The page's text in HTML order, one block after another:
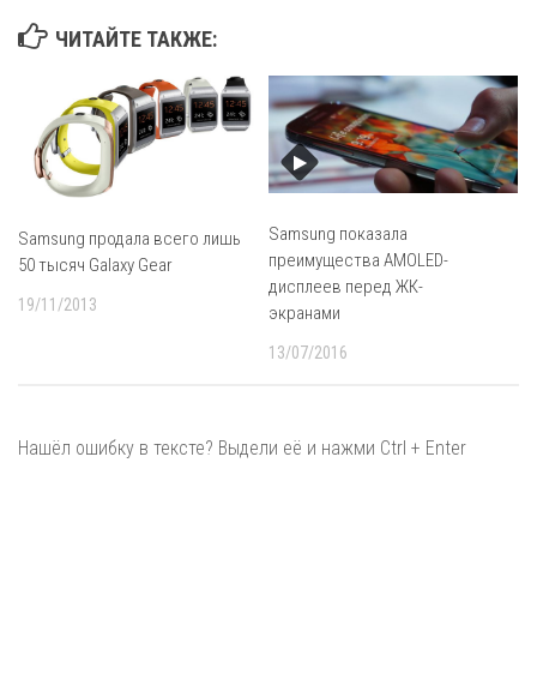
ЧИТАЙТЕ ТАКЖЕ:
Samsung продала всего лишь
50 тысяч Galaxy Gear
19/11/2013
Samsung показала
преимущества AMOLED-
дисплеев перед ЖК-
экранами
13/07/2016
Нашёл ошибку в тексте? Выдели её и нажми Ctrl + Enter